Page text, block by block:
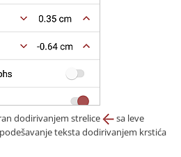
dodirivanjem strelice
sa leve
teksta dodirivanjem krstića